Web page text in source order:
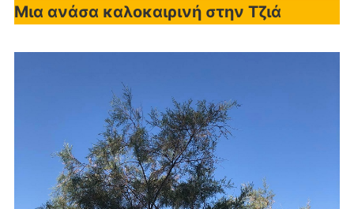
Μια ανάσα καλοκαιρινή στην Τζιά